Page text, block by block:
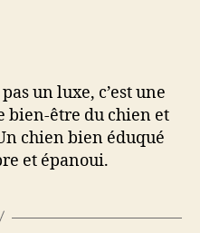
un luxe, c’est une
bien-être du chien et
chien bien éduqué
et épanoui.